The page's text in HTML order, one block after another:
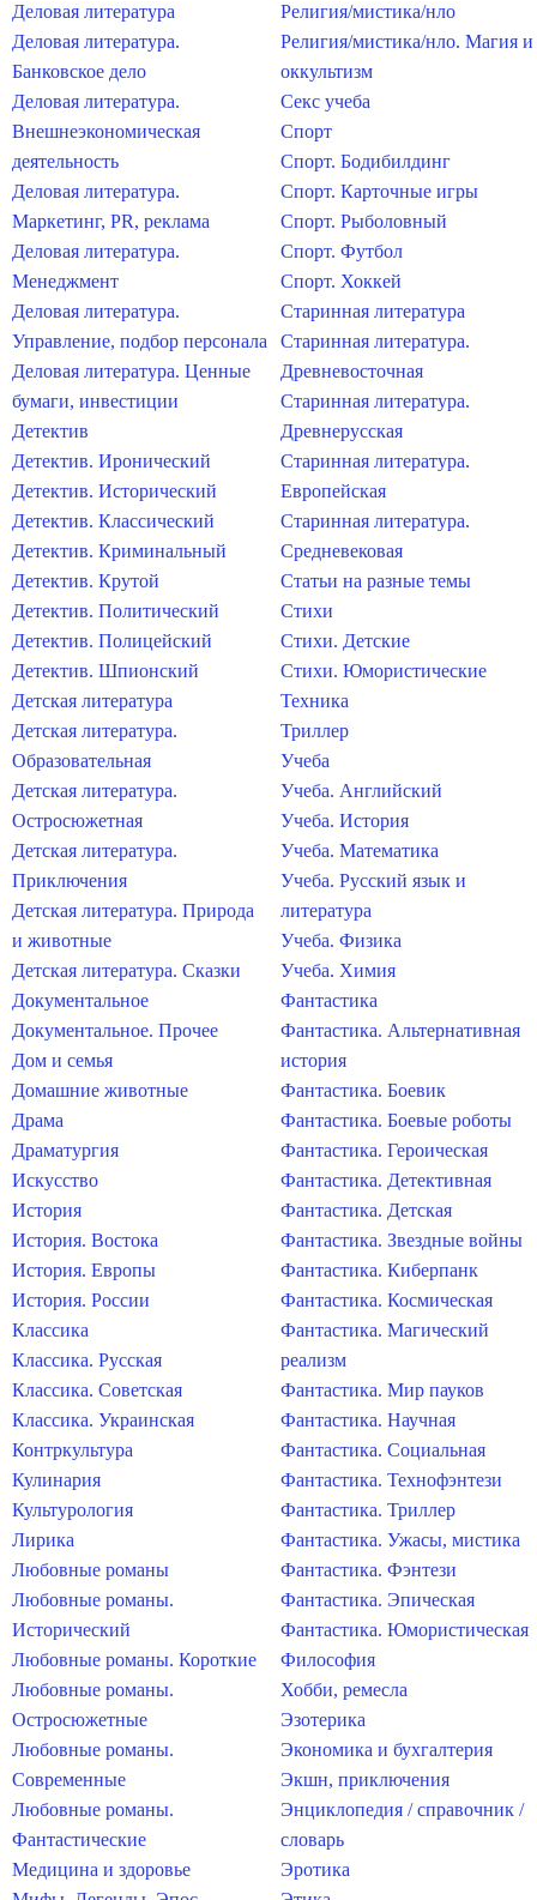
Деловая литература
Деловая литература.
Банковское дело
Деловая литература.
Внешнеэкономическая
деятельность
Деловая литература.
Маркетинг, PR, реклама
Деловая литература.
Менеджмент
Деловая литература.
Управление, подбор персонала
Деловая литература. Ценные
бумаги, инвестиции
Детектив
Детектив. Иронический
Детектив. Исторический
Детектив. Классический
Детектив. Криминальный
Детектив. Крутой
Детектив. Политический
Детектив. Полицейский
Детектив. Шпионский
Детская литература
Детская литература.
Образовательная
Детская литература.
Остросюжетная
Детская литература.
Приключения
Детская литература. Природа
и животные
Детская литература. Сказки
Документальное
Документальное. Прочее
Дом и семья
Домашние животные
Драма
Драматургия
Искусство
История
История. Востока
История. Европы
История. России
Классика
Классика. Русская
Классика. Советская
Классика. Украинская
Контркультура
Кулинария
Культурология
Лирика
Любовные романы
Любовные романы.
Исторический
Любовные романы. Короткие
Любовные романы.
Остросюжетные
Любовные романы.
Современные
Любовные романы.
Фантастические
Медицина и здоровье
Религия/мистика/нло
Религия/мистика/нло. Магия и
оккультизм
Секс учеба
Спорт
Спорт. Бодибилдинг
Спорт. Карточные игры
Спорт. Рыболовный
Спорт. Футбол
Спорт. Хоккей
Старинная литература
Старинная литература.
Древневосточная
Старинная литература.
Древнерусская
Старинная литература.
Европейская
Старинная литература.
Средневековая
Статьи на разные темы
Стихи
Стихи. Детские
Стихи. Юмористические
Техника
Триллер
Учеба
Учеба. Английский
Учеба. История
Учеба. Математика
Учеба. Русский язык и
литература
Учеба. Физика
Учеба. Химия
Фантастика
Фантастика. Альтернативная
история
Фантастика. Боевик
Фантастика. Боевые роботы
Фантастика. Героическая
Фантастика. Детективная
Фантастика. Детская
Фантастика. Звездные войны
Фантастика. Киберпанк
Фантастика. Космическая
Фантастика. Магический
реализм
Фантастика. Мир пауков
Фантастика. Научная
Фантастика. Социальная
Фантастика. Технофэнтези
Фантастика. Триллер
Фантастика. Ужасы, мистика
Фантастика. Фэнтези
Фантастика. Эпическая
Фантастика. Юмористическая
Философия
Хобби, ремесла
Эзотерика
Экономика и бухгалтерия
Экшн, приключения
Энциклопедия / справочник /
словарь
Эротика